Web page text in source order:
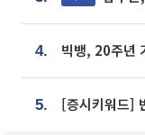
4.
5.